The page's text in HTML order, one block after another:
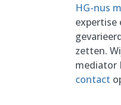
HG-nus
expertise
zetten.
mediator
contact